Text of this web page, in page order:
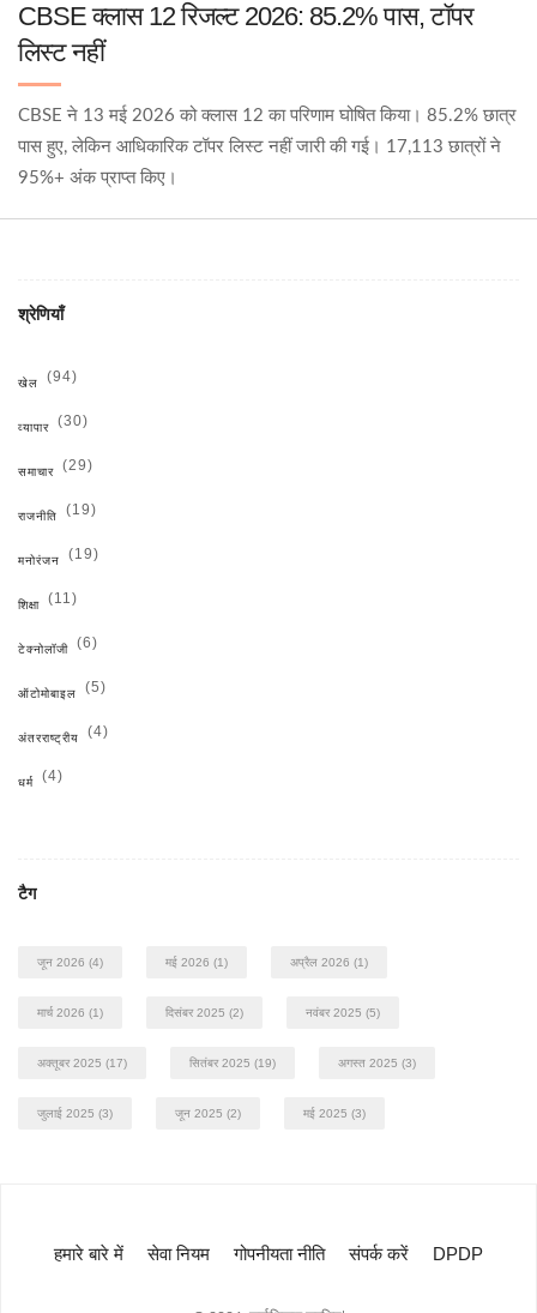
CBSE क्लास 12 रिजल्ट 2026: 85.2% पास, टॉपर
लिस्ट नहीं
CBSE ने 13 मई 2026 को क्लास 12 का परिणाम घोषित किया। 85.2% छात्र
पास हुए, लेकिन आधिकारिक टॉपर लिस्ट नहीं जारी की गई। 17,113 छात्रों ने
95%+ अंक प्राप्त किए।
श्रेणियाँ
खेल (94)
व्यापार (30)
समाचार (29)
राजनीति (19)
मनोरंजन (19)
शिक्षा (11)
टेक्नोलॉजी (6)
ऑटोमोबाइल (5)
अंतरराष्ट्रीय (4)
धर्म (4)
टैग
जून 2026 (4) मई 2026 (1) अप्रैल 2026 (1)
मार्च 2026 (1) दिसंबर 2025 (2) नवंबर 2025 (5)
अक्तूबर 2025 (17) सितंबर 2025 (19) अगस्त 2025 (3)
जुलाई 2025 (3) जून 2025 (2) मई 2025 (3)
हमारे बारे में सेवा नियम गोपनीयता नीति संपर्क करें DPDP